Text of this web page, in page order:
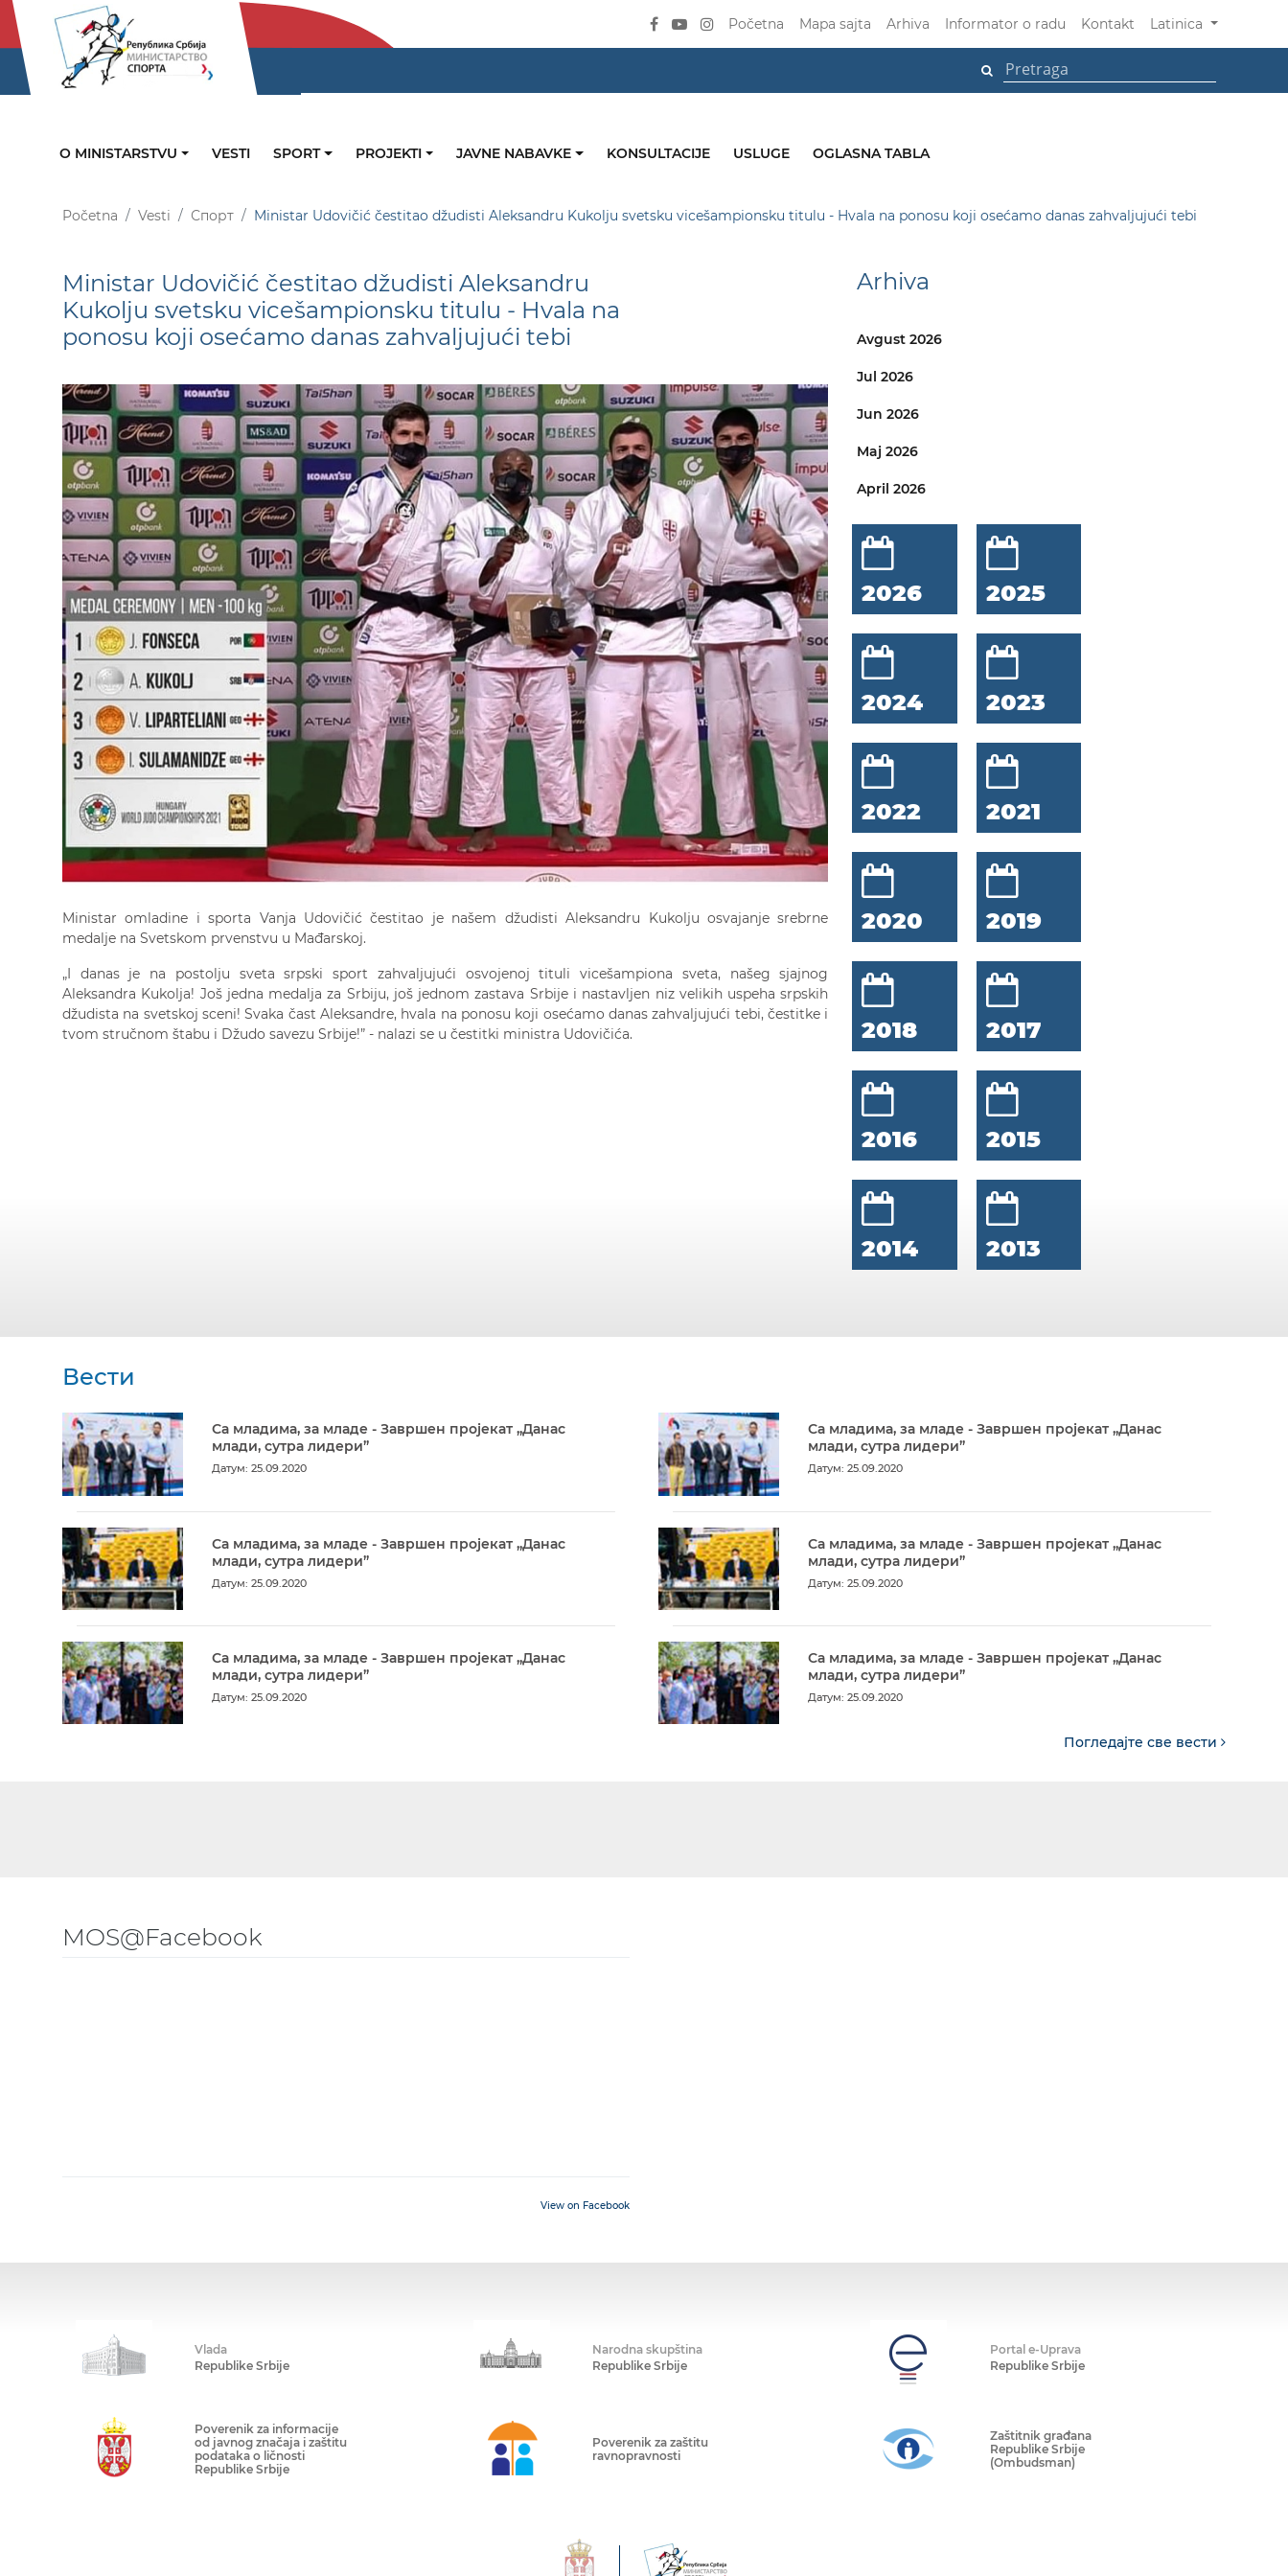
Početna Mapa sajta Arhiva Informator o radu Kontakt Latinica
O MINISTARSTVU VESTI SPORT PROJEKTI JAVNE NABAVKE KONSULTACIJE USLUGE OGLASNA TABLA
Početna Vesti Спорт Ministar Udovičić čestitao džudisti Aleksandru Kukolju svetsku vicešampionsku titulu - Hvala na ponosu koji osećamo danas zahvaljujući tebi
Ministar Udovičić čestitao džudisti Aleksandru
Kukolju svetsku vicešampionsku titulu - Hvala na
ponosu koji osećamo danas zahvaljujući tebi
Ministar omladine i sporta Vanja Udovičić čestitao je našem džudisti Aleksandru Kukolju osvajanje srebrne
medalje na Svetskom prvenstvu u Mađarskoj.
„I danas je na postolju sveta srpski sport zahvaljujući osvojenoj tituli vicešampiona sveta, našeg sjajnog
Aleksandra Kukolja! Još jedna medalja za Srbiju, još jednom zastava Srbije i nastavljen niz velikih uspeha srpskih
džudista na svetskoj sceni! Svaka čast Aleksandre, hvala na ponosu koji osećamo danas zahvaljujući tebi, čestitke i
tvom stručnom štabu i Džudo savezu Srbije!” - nalazi se u čestitki ministra Udovičića.
Arhiva
Avgust 2026
Jul 2026
Jun 2026
Maj 2026
April 2026
2026 2025
2024 2023
2022 2021
2020 2019
2018 2017
2016 2015
2014 2013
Вести
Са младима, за младе - Завршен пројекат „Данас
млади, сутра лидери”
Датум: 25.09.2020
Са младима, за младе - Завршен пројекат „Данас
млади, сутра лидери”
Датум: 25.09.2020
Са младима, за младе - Завршен пројекат „Данас
млади, сутра лидери”
Датум: 25.09.2020
Са младима, за младе - Завршен пројекат „Данас
млади, сутра лидери”
Датум: 25.09.2020
Са младима, за младе - Завршен пројекат „Данас
млади, сутра лидери”
Датум: 25.09.2020
Са младима, за младе - Завршен пројекат „Данас
млади, сутра лидери”
Датум: 25.09.2020
Погледајте све вести
MOS@Facebook
View on Facebook
Vlada
Republike Srbije
Narodna skupština
Republike Srbije
Portal e-Uprava
Republike Srbije
Poverenik za informacije
od javnog značaja i zaštitu
podataka o ličnosti
Republike Srbije
Poverenik za zaštitu
ravnopravnosti
Zaštitnik građana
Republike Srbije
(Ombudsman)